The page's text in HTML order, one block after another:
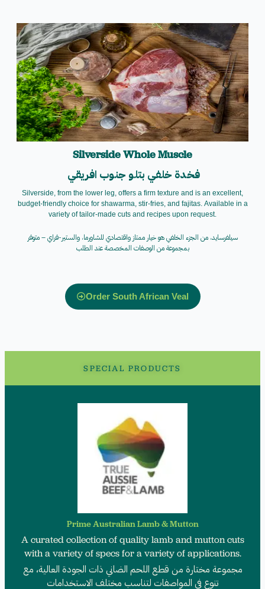
Silverside Whole Muscle
فخدة خلفي بتلو جنوب افريقي
Silverside, from the lower leg, offers a firm texture and is an excellent,
budget-friendly choice for shawarma, stir-fries, and fajitas. Available in a
variety of tailor-made cuts and recipes upon request.
سيلفرسايد، من الجزء الخلفي هو خيار ممتاز واقتصادي للشاورما، والستير-فراي –متوفر
بمجموعة من الوصفات المخصصة عند الطلب
Order South African Veal
SPECIAL PRODUCTS
Prime Australian Lamb & Mutton
A curated collection of quality lamb and mutton cuts
with a variety of specs for a variety of applications.
مجموعة مختارة من قطع اللحم الضاني ذات الجودة العالية، مع
تنوع في المواصفات لتناسب مختلف الاستخدامات